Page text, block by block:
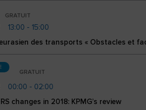
GRATUIT
13:00 - 15:00
des transports « Obstacles et
GRATUIT
00:00 - 02:00
changes in 2018: KPMG’s review